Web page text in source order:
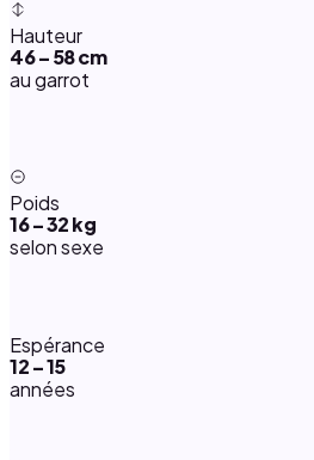
Hauteur
46 – 58 cm
au garrot
Poids
16 – 32 kg
selon sexe
Espérance
12 – 15
années